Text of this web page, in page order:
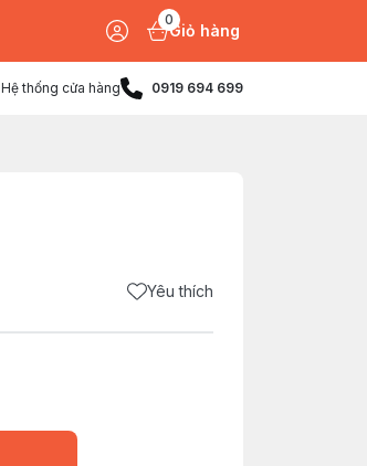
0
Giỏ hàng
Hệ thống cửa hàng 0919 694 699
Yêu thích